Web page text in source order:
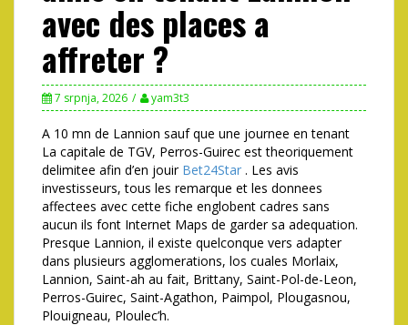
avec des places a
affreter ?
7 srpnja, 2026 yam3t3
A 10 mn de Lannion sauf que une journee en tenant
La capitale de TGV, Perros-Guirec est theoriquement
delimitee afin d’en jouir Bet24Star . Les avis
investisseurs, tous les remarque et les donnees
affectees avec cette fiche englobent cadres sans
aucun ils font Internet Maps de garder sa adequation.
Presque Lannion, il existe quelconque vers adapter
dans plusieurs agglomerations, los cuales Morlaix,
Lannion, Saint-ah au fait, Brittany, Saint-Pol-de-Leon,
Perros-Guirec, Saint-Agathon, Paimpol, Plougasnou,
Plouigneau, Ploulec’h.